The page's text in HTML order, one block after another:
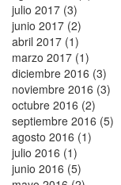
julio 2017 (3)
junio 2017 (2)
abril 2017 (1)
marzo 2017 (1)
diciembre 2016 (3)
noviembre 2016 (3)
octubre 2016 (2)
septiembre 2016 (5)
agosto 2016 (1)
julio 2016 (1)
junio 2016 (5)